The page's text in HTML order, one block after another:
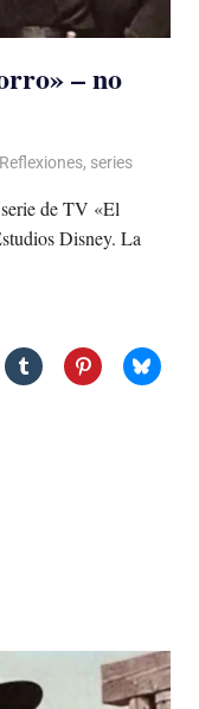
– no
Reflexiones, series
de TV «El
Disney. La